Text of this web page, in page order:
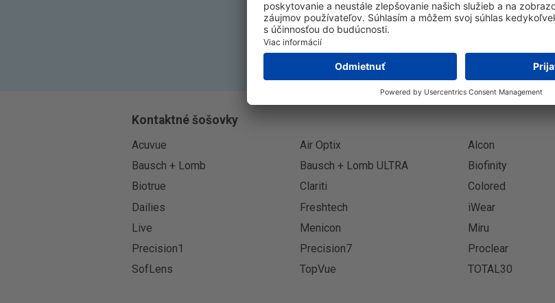
Kontaktné šošovky
Acuvue Air Optix Alcon
Bausch + Lomb
Bausch + Lomb ULTRA Biofinity
Biotrue
Clariti Colored
Dailies
Freshtech iWear
Live
Menicon Miru
Precision1
Precision7 Proclear
SofLens
TopVue TOTAL30